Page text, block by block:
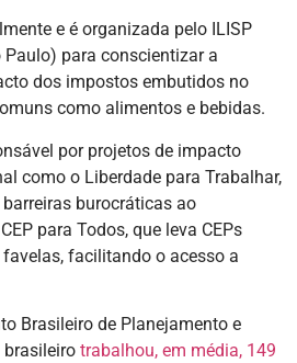
e é organizada pelo ILISP
para conscientizar a
dos impostos embutidos no
como alimentos e bebidas.
por projetos de impacto
como o Liberdade para Trabalhar,
burocráticas ao
para Todos, que leva CEPs
facilitando o acesso a
Brasileiro de Planejamento e
brasileiro trabalhou, em média, 149